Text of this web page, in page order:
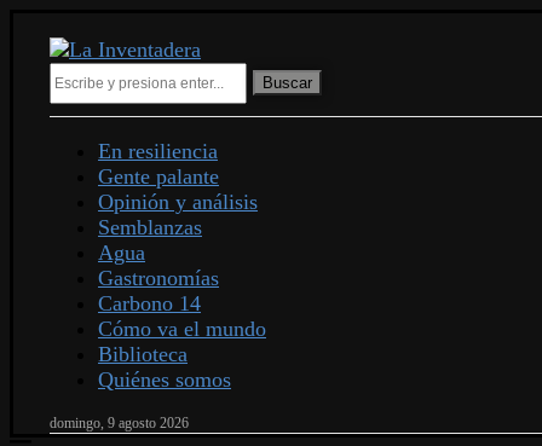
Buscar
En resiliencia
Gente palante
Opinión y análisis
Semblanzas
Agua
Gastronomías
Carbono 14
Cómo va el mundo
Biblioteca
Quiénes somos
domingo, 9 agosto 2026